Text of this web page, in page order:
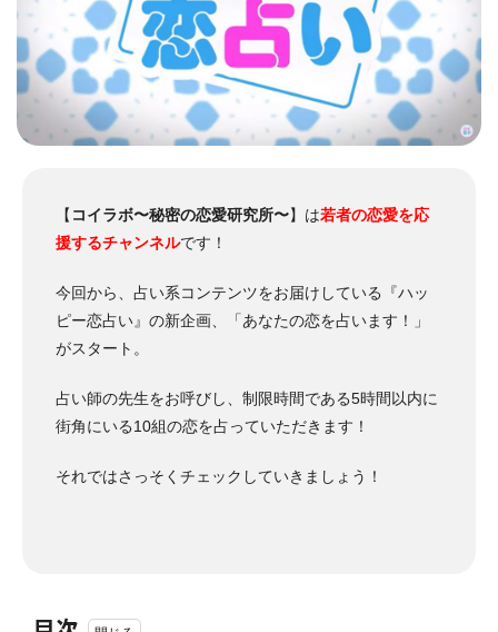
【 コイラボ〜秘密の恋愛研究所〜】は若者の恋愛を応
援するチャンネルです！
今回から、占い系コンテンツをお届けしている『ハッ
ピー恋占い』の新企画、「あなたの恋を占います！」
がスタート。
占い師の先生をお呼びし、制限時間である5時間以内に
街角にいる10組の恋を占っていただきます！
それではさっそくチェックしていきましょう！